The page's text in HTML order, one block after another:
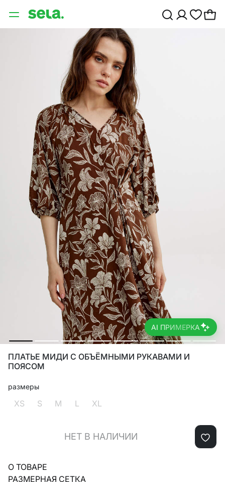
AI ПРИМЕРКА
ПЛАТЬЕ МИДИ С ОБЪЁМНЫМИ РУКАВАМИ И
ПОЯСОМ
размеры
XS S M L XL
НЕТ В НАЛИЧИИ
О ТОВАРЕ
РАЗМЕРНАЯ СЕТКА